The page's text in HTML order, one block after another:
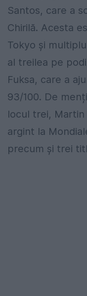
Santos, care a
Chirilă. Acesta
Tokyo şi
al treilea pe
Fuksa, care a
93/100. De
locul trei, Martin
argint la
precum şi trei